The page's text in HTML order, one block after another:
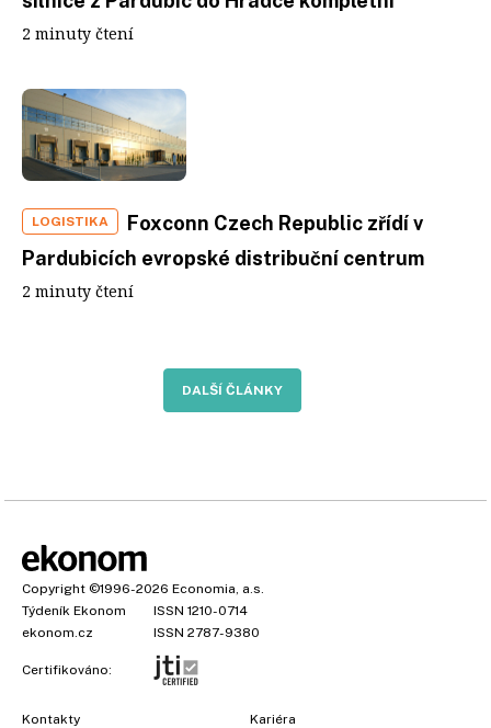
2 minuty čtení
LOGISTIKA
Foxconn Czech Republic zřídí v
Pardubicích evropské distribuční centrum
2 minuty čtení
DALŠÍ ČLÁNKY
Copyright ©1996-2026 Economia, a.s.
Týdeník Ekonom
ISSN 1210-0714
ekonom.cz
ISSN 2787-9380
Certifikováno:
Kontakty Kariéra